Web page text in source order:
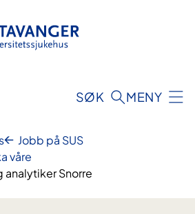
SØK MENY
Jobb på SUS
våre
Snorre